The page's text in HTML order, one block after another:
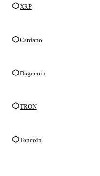
XRP
Cardano
Dogecoin
TRON
Toncoin